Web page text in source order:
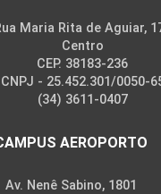
Maria Rita de Aguiar,
Centro
CEP. 38183-236
CNPJ - 25.452.301/0050-
(34) 3611-0407
AEROPORTO
Av. Nenê Sabino, 1801